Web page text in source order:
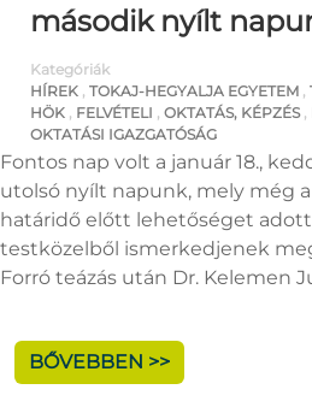
második nyílt
Kategóriák
HÍREK , TOKAJ-HEGYALJA EGYETEM ,
HÖK , FELVÉTELI , OKTATÁS, KÉPZÉS,
OKTATÁSI IGAZGATÓSÁG
Fontos nap volt a január 18.,
utolsó nyílt napunk, mely még
határidő előtt lehetőséget adott
testközelből ismerkedjenek
Forró teázás után Dr. Kelemen
BŐVEBBEN >>